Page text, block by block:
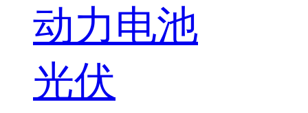
动力电池
光伏